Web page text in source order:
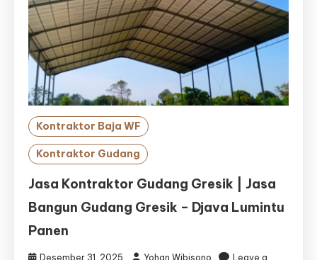
Kontraktor Baja WF
Kontraktor Gudang
Jasa Kontraktor Gudang Gresik | Jasa
Bangun Gudang Gresik – Djava Lumintu
Panen
Desember 31, 2025 Yohan Wibisono
Leave a